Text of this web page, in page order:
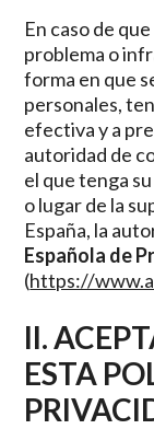
En caso de
problema o
forma en que
personales,
efectiva y a
autoridad de
el que tenga
o lugar de la
España, la
Española de
(https://
II.
ESTA